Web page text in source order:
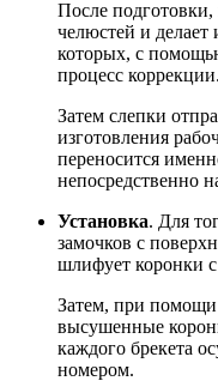
После подготовки,
челюстей и
которых, с
процесс коррекции.
Затем слепки
изготовления
переносится
непосредственно
Установка. Для
замочков с
шлифует коронки
Затем, при помощи
высушенные
каждого брекета
номером.